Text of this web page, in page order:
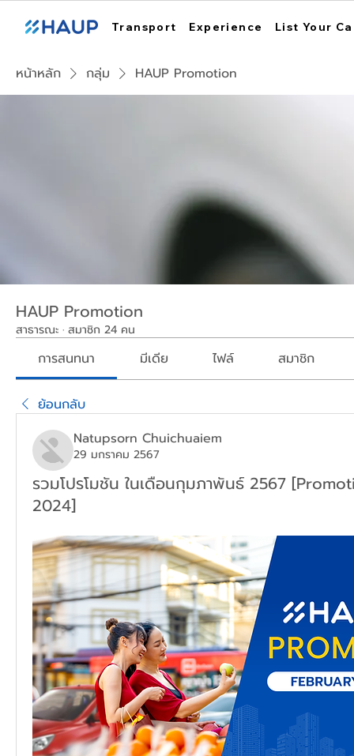
Transport Experience List Your
หน้าหลัก กลุ่ม HAUP Promotion
HAUP Promotion
สาธารณะ · สมาชิก 24 คน
การสนทนา มีเดีย ไฟล์ สมาชิก
ย้อนกลับ
Natupsorn Chuichuaiem
29 มกราคม 2567
รวมโปรโมชัน ในเดือนกุมภาพันธ์ 2567
2024]